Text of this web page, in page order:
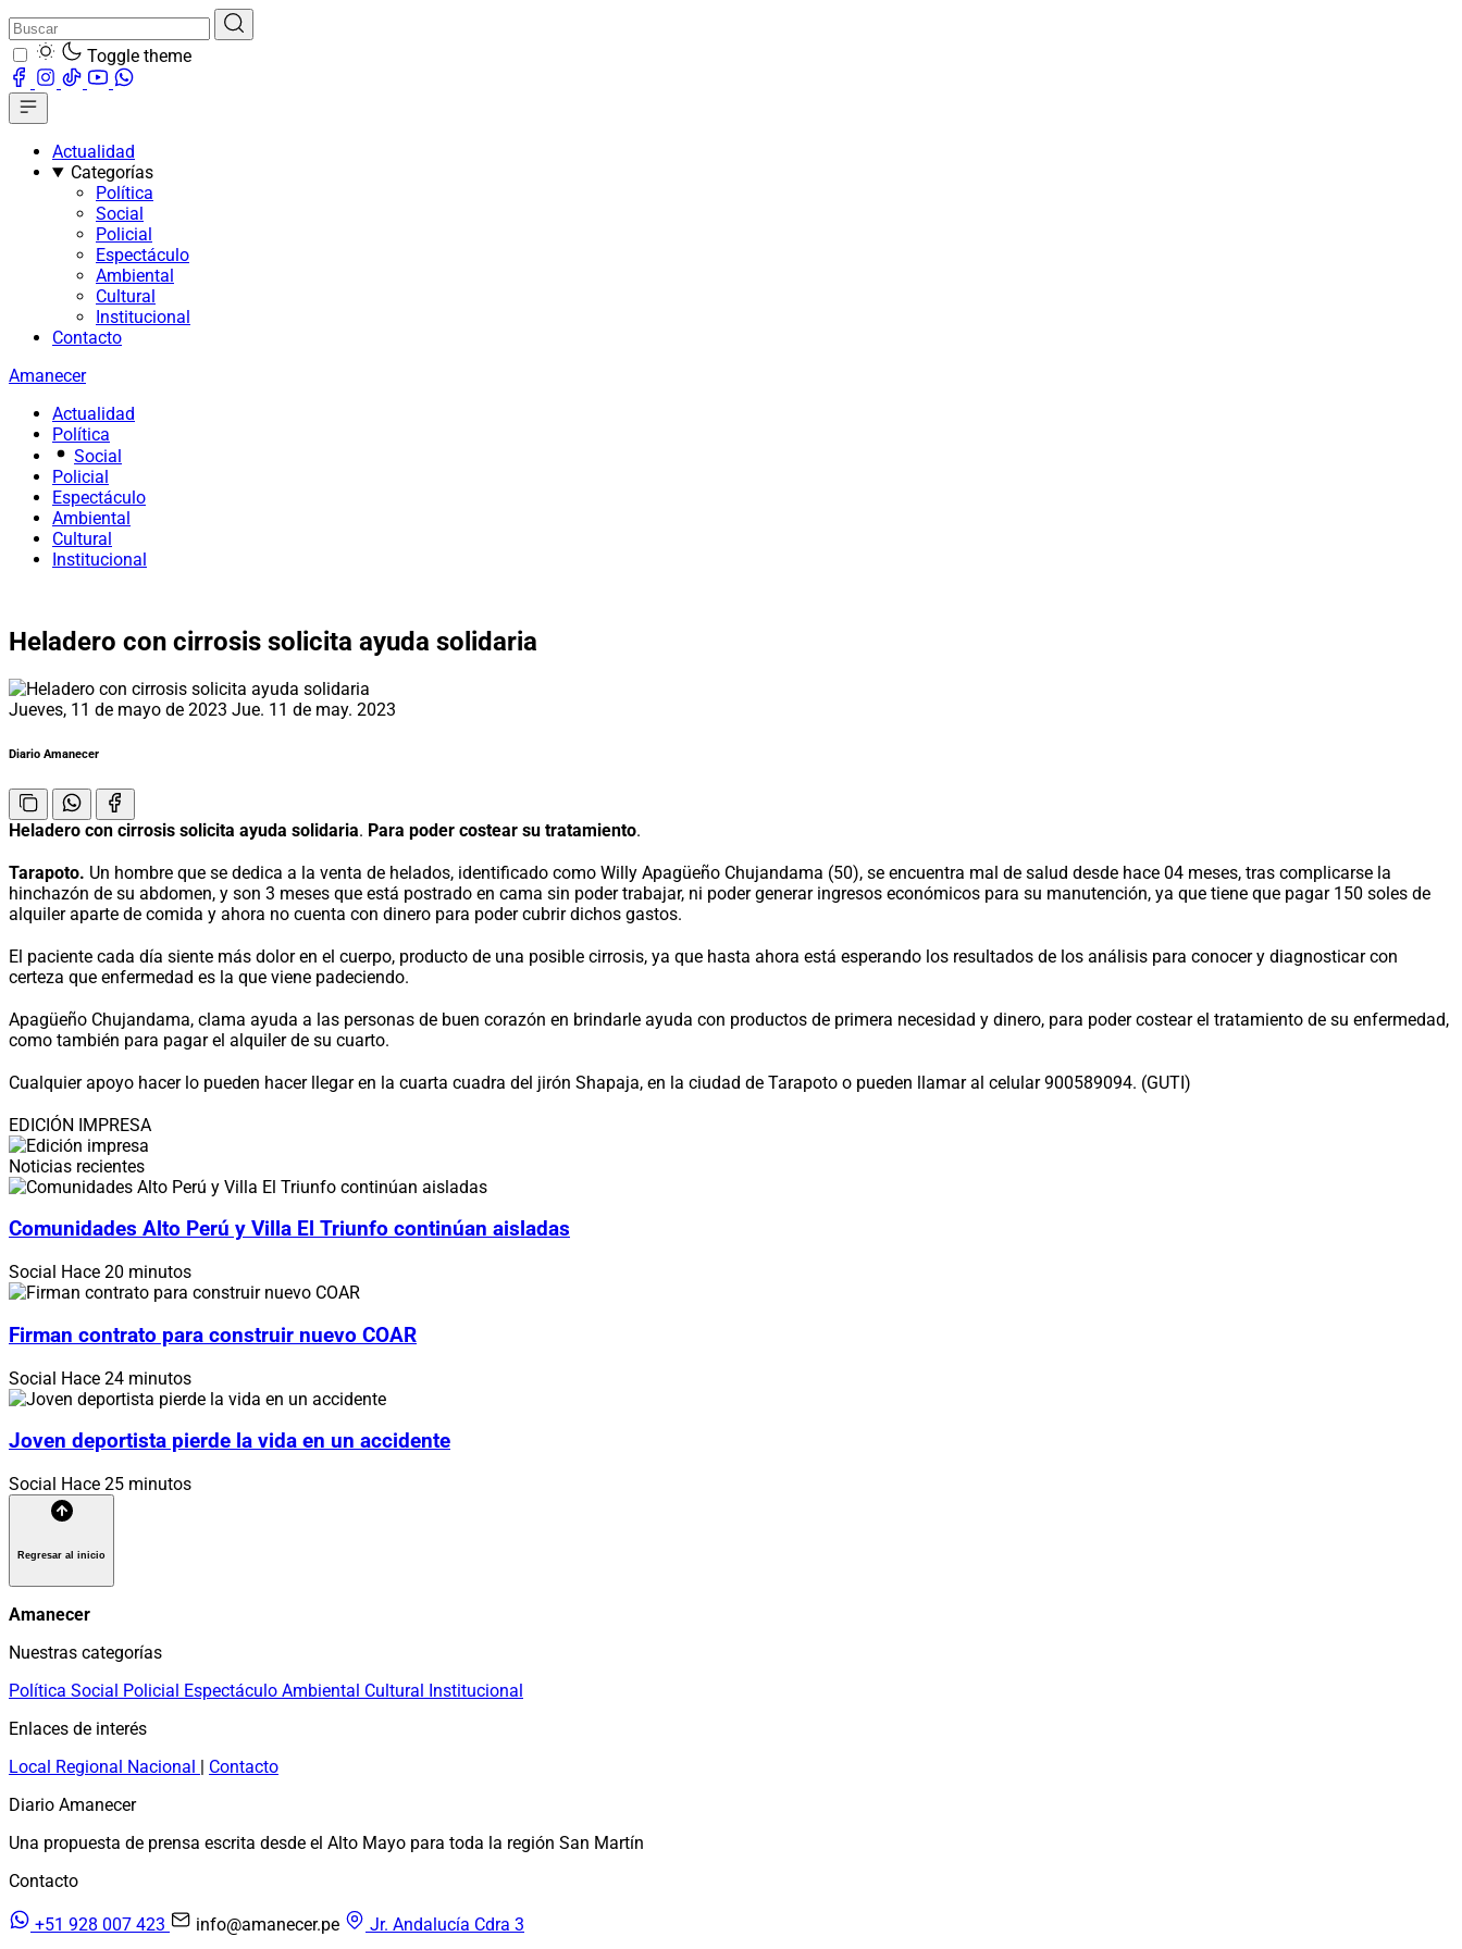
Toggle theme
Actualidad
Categorías
Política
Social
Policial
Espectáculo
Ambiental
Cultural
Institucional
Contacto
Amanecer
Actualidad
Política
Social
Policial
Espectáculo
Ambiental
Cultural
Institucional
Heladero con cirrosis solicita ayuda solidaria
Jueves, 11 de mayo de 2023 Jue. 11 de may. 2023
Diario Amanecer
Heladero con cirrosis solicita ayuda solidaria. Para poder costear su tratamiento.
Tarapoto. Un hombre que se dedica a la venta de helados, identificado como Willy Apagüeño Chujandama (50), se encuentra mal de salud desde hace 04 meses, tras complicarse la
hinchazón de su abdomen, y son 3 meses que está postrado en cama sin poder trabajar, ni poder generar ingresos económicos para su manutención, ya que tiene que pagar 150 soles de
alquiler aparte de comida y ahora no cuenta con dinero para poder cubrir dichos gastos.
El paciente cada día siente más dolor en el cuerpo, producto de una posible cirrosis, ya que hasta ahora está esperando los resultados de los análisis para conocer y diagnosticar con
certeza que enfermedad es la que viene padeciendo.
Apagüeño Chujandama, clama ayuda a las personas de buen corazón en brindarle ayuda con productos de primera necesidad y dinero, para poder costear el tratamiento de su enfermedad,
como también para pagar el alquiler de su cuarto.
Cualquier apoyo hacer lo pueden hacer llegar en la cuarta cuadra del jirón Shapaja, en la ciudad de Tarapoto o pueden llamar al celular 900589094. (GUTI)
EDICIÓN IMPRESA
Noticias recientes
Comunidades Alto Perú y Villa El Triunfo continúan aisladas
Social Hace 20 minutos
Firman contrato para construir nuevo COAR
Social Hace 24 minutos
Joven deportista pierde la vida en un accidente
Social Hace 25 minutos
Regresar al inicio
Amanecer
Nuestras categorías
Política Social Policial Espectáculo Ambiental Cultural Institucional
Enlaces de interés
Local Regional Nacional | Contacto
Diario Amanecer
Una propuesta de prensa escrita desde el Alto Mayo para toda la región San Martín
Contacto
+51 928 007 423 info@amanecer.pe Jr. Andalucía Cdra 3